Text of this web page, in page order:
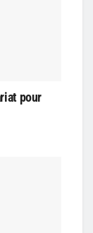
pour